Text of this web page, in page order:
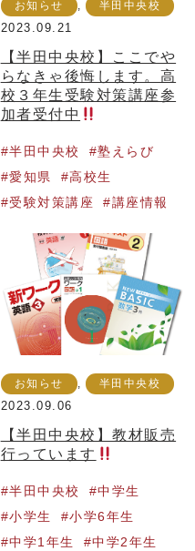
お知らせ , 半田中央校
2023.09.21
【半田中央校】ここでや
らなきゃ後悔します。高
校３年生受験対策講座参
加者受付中
半田中央校
塾えらび
愛知県
高校生
受験対策講座
講座情報
お知らせ , 半田中央校
2023.09.06
【半田中央校】教材販売
行っています
半田中央校
中学生
小学生
小学6年生
中学1年生
中学2年生